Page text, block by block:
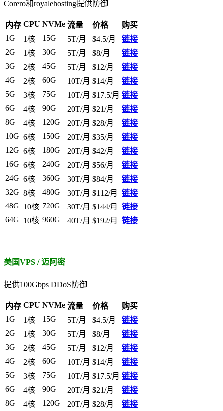
Corero和royalehosting提供防御
内存 CPU NVMe 流量 价格
购买
1G
1核 15G 5T/月 $4.5/月
链接
2G
1核 30G 5T/月 $8/月
链接
3G
2核 45G 5T/月 $12/月
链接
4G
2核 60G 10T/月 $14/月
链接
5G
3核 75G 10T/月 $17.5/月 链接
6G
4核 90G 20T/月 $21/月
链接
8G
4核 120G 20T/月 $28/月
链接
10G 6核 150G 20T/月 $35/月
链接
12G 6核 180G 20T/月 $42/月
链接
16G 6核 240G 20T/月 $56/月
链接
24G 6核 360G 30T/月 $84/月
链接
32G 8核 480G 30T/月 $112/月
链接
48G 10核 720G 30T/月 $144/月
链接
64G 10核 960G 40T/月 $192/月 链接
美国VPS / 迈阿密
提供100Gbps DDoS防御
内存 CPU NVMe 流量 价格
购买
1G
1核 15G 5T/月 $4.5/月
链接
2G
1核 30G 5T/月 $8/月
链接
3G
2核 45G 5T/月 $12/月
链接
4G
2核 60G 10T/月 $14/月
链接
5G
3核 75G 10T/月 $17.5/月 链接
6G
4核 90G 20T/月 $21/月
链接
8G
4核 120G 20T/月 $28/月 链接